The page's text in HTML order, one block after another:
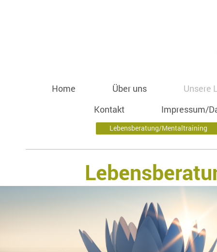
Home Über uns
Unsere
Kontakt
Impressum/
Lebensberatung/Mentaltraining